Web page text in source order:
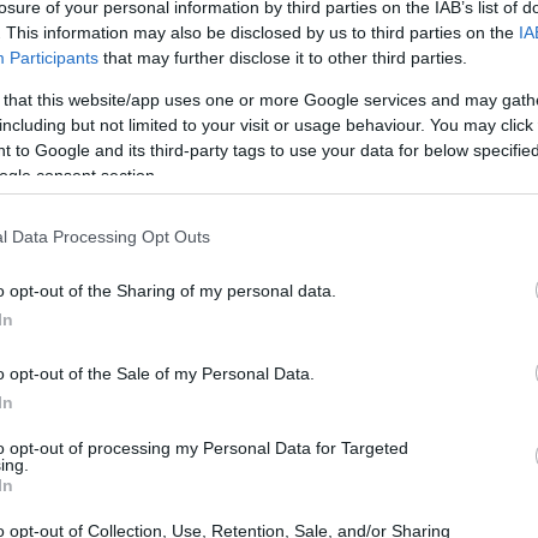
of your personal information by third parties on the IAB’s list of
This information may also be disclosed by us to third parties on the
Participants that may further disclose it to other third parties.
that this website/app uses one or more Google services and may
but not limited to your visit or usage behaviour. You may
to Google and its third-party tags to use your data for below
consent section.
Data Processing Opt Outs
opt-out of the Sharing of my personal data.
opt-out of the Sale of my Personal Data.
opt-out of processing my Personal Data for Targeted
opt-out of Collection, Use, Retention, Sale, and/or Sharing
la straordinaria vittoria del Chelsea al Club
fondamentale per gli atleti connettersi alle proprie
su risultati immediati e visibilità, Palmer ha scelto
attenzione. Ma quanto può influenzare la carriera di
è nato suo nonno, per una visita che non è stata
connessione personale. Indossando
sue scarpe, ha mostrato a tutti l’importanza
in un mondo in cui molti atleti cercano di
radici può infondere un senso di autenticità e
sa che l’autenticità è un valore raro e prezioso.